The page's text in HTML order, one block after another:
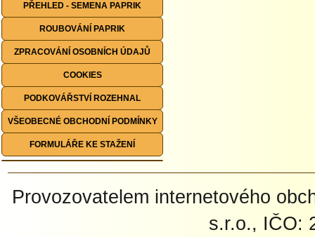
PŘEHLED - SEMENA PAPRIK
ROUBOVÁNÍ PAPRIK
ZPRACOVÁNÍ OSOBNÍCH ÚDAJŮ
COOKIES
PODKOVÁŘSTVÍ ROZEHNAL
VŠEOBECNÉ OBCHODNÍ PODMÍNKY
FORMULÁŘE KE STAŽENÍ
Provozovatelem internetového
s.r.o., IČO: